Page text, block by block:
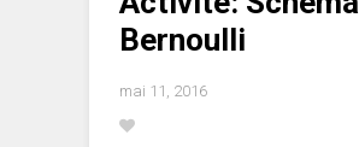
Bernoulli
mai 11, 2016